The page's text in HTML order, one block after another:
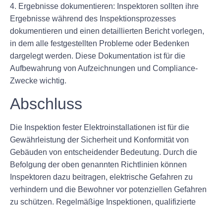
4. Ergebnisse dokumentieren: Inspektoren sollten ihre
Ergebnisse während des Inspektionsprozesses
dokumentieren und einen detaillierten Bericht vorlegen,
in dem alle festgestellten Probleme oder Bedenken
dargelegt werden. Diese Dokumentation ist für die
Aufbewahrung von Aufzeichnungen und Compliance-
Zwecke wichtig.
Abschluss
Die Inspektion fester Elektroinstallationen ist für die
Gewährleistung der Sicherheit und Konformität von
Gebäuden von entscheidender Bedeutung. Durch die
Befolgung der oben genannten Richtlinien können
Inspektoren dazu beitragen, elektrische Gefahren zu
verhindern und die Bewohner vor potenziellen Gefahren
zu schützen. Regelmäßige Inspektionen, qualifizierte